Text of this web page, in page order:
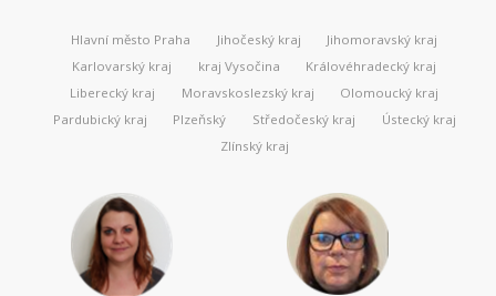
Hlavní město Praha Jihočeský kraj
Jihomoravský kraj
Karlovarský kraj
kraj Vysočina
Královéhradecký kraj
Liberecký kraj
Moravskoslezský kraj
Olomoucký kraj
Pardubický kraj
Plzeňský Středočeský kraj
Ústecký kraj
Zlínský kraj